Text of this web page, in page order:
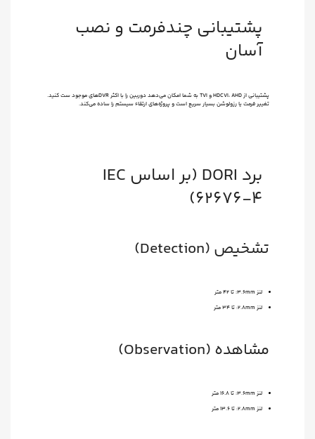
پشتیبانی چندفرمت و نصب
آسان
پشتیبانی از HDCVI، AHD و TVI به شما امکان می‌دهد دوربین را با اکثر DVRهای موجود ست کنید.
تغییر فرمت یا رزولوشن بسیار سریع است و پروژه‌های ارتقاء سیستم را ساده می‌کند.
برد DORI (بر اساس IEC
62676-4)
تشخیص (Detection)
لنز 3.6mm: تا 42 متر
لنز 2.8mm: تا 34 متر
مشاهده (Observation)
لنز 3.6mm: تا 16.8 متر
لنز 2.8mm: تا 13.6 متر